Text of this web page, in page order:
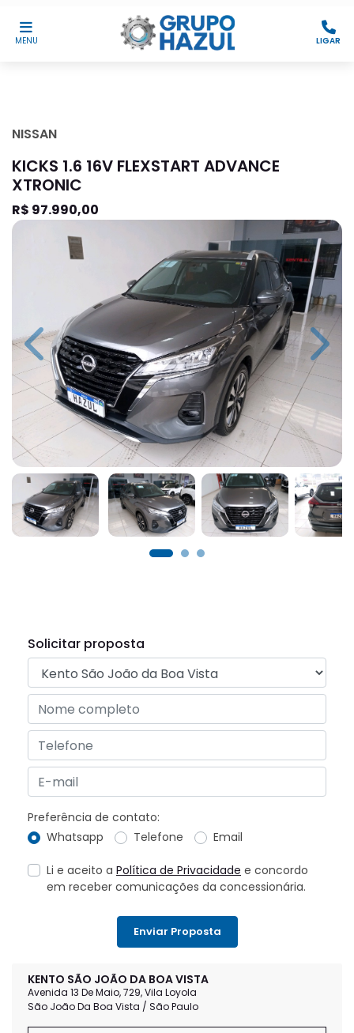
MENU LIGAR
NISSAN
KICKS 1.6 16V FLEXSTART ADVANCE
XTRONIC
R$ 97.990,00
Previous Next
KENTO SÃO JOÃO DA BOA VISTA
Avenida 13 De Maio, 729, Vila Loyola
São João Da Boa Vista / São Paulo
Solicitar proposta
Preferência de contato:
Whatsapp
Telefone Email
Li e aceito a Política de Privacidade e concordo
em receber comunicações da concessionária.
Enviar Proposta